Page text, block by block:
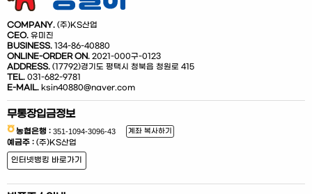
COMPANY. (주)KS산업
CEO. 유미진
BUSINESS. 134-86-40880
ONLINE-ORDER ON. 2021-000구-0123
ADDRESS. (17792)경기도 평택시 청북읍 청원로 415
TEL. 031-682-9781
E-MAIL. ksin40880@naver.com
무통장입금정보
농협은행 : 계좌 복사하기
예금주 : (주)KS산업
인터넷뱅킹 바로가기